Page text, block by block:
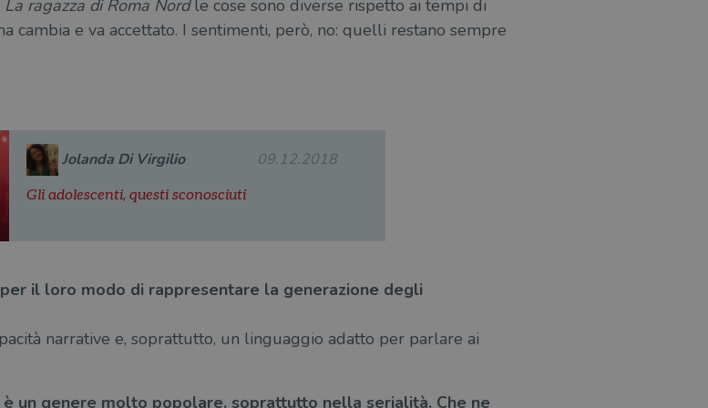
La ragazza di Roma Nordle cose sono diverse rispetto ai tempi di
cambia e va accettato. I sentimenti, però, no: quelli restano sempre
Jolanda Di Virgilio 09.12.2018
Gli adolescenti, questi sconosciuti
il loro modo di rappresentare la generazione degli
narrative e, soprattutto, un linguaggio adatto per parlare ai
un genere molto popolare, soprattutto nella serialità. Che ne